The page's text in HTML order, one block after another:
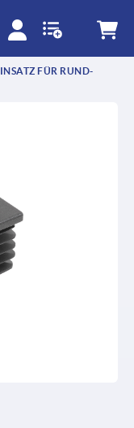
FÜR RUND-